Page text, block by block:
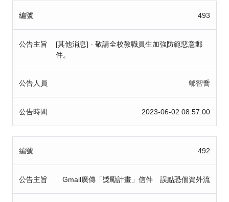
編號 493
公告主旨
[其他消息] - 敬請全校教職員生加強防範惡意郵
件。
公告人員 郇智喬
公告時間 2023-06-02 08:57:00
編號 492
公告主旨 Gmail廣傳「獎勵計畫」信件 誤點恐個資外流